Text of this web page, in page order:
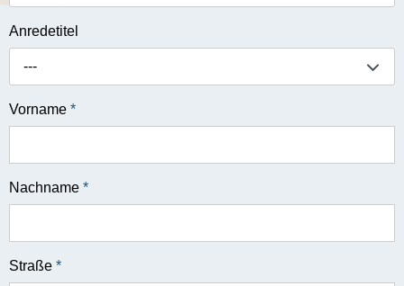
Anredetitel
---
Vorname *
Nachname *
Straße *